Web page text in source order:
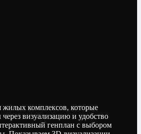
жилых комплексов, которые
визуализацию и удобство
генплан с выбором